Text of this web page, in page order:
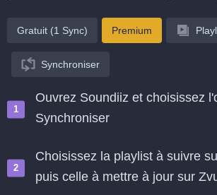
Gratuit (1 Sync) Premium
Synchroniser
Ouvrez Soundiiz et choisissez
Synchroniser
Choisissez la playlist à suivre
puis celle à mettre à jour sur